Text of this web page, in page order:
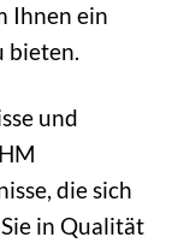
Ihnen ein
bieten.
und
die sich
in Qualität